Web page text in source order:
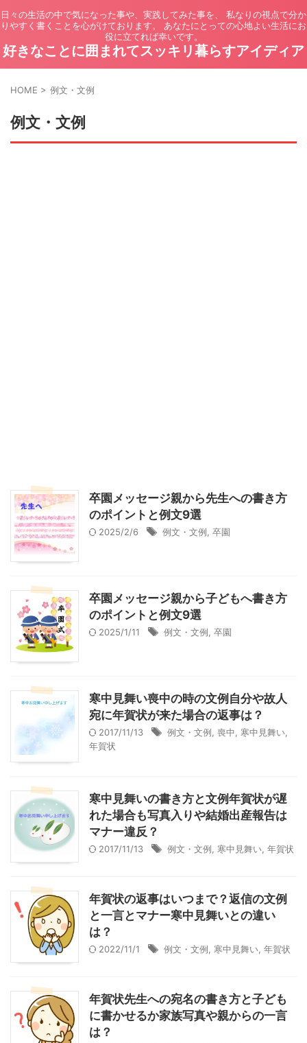
日々の生活の中で気になった事や、実践してみた事を、 私なりの視点で分か
りやすく書くことを心がけております。 あなたにとっての心地よい生活にお
役に立てれば幸いです。
好きなことに囲まれてスッキリ暮らすアイディア
HOME > 例文・文例
例文・文例
卒園メッセージ親から先生への書き方
のポイントと例文9選
2025/2/6 例文・文例 卒園
卒園メッセージ親から子どもへ書き方
のポイントと例文9選
2025/1/11 例文・文例 卒園
寒中見舞い喪中の時の文例自分や故人
宛に年賀状が来た場合の返事は？
2017/11/13 例文・文例 喪中 寒中見舞い
年賀状
寒中見舞いの書き方と文例年賀状が遅
れた場合も写真入りや結婚出産報告は
マナー違反？
2017/11/13 例文・文例 寒中見舞い 年賀状
年賀状の返事はいつまで？返信の文例
と一言とマナー寒中見舞いとの違い
は？
2022/11/1 例文・文例 寒中見舞い 年賀状
年賀状先生への宛名の書き方と子ども
に書かせるか家族写真や親からの一言
は？